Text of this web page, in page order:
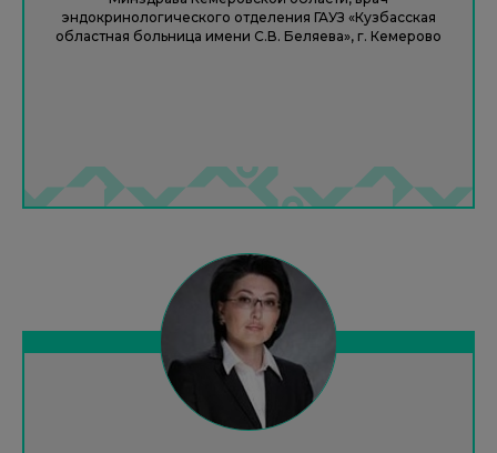
эндокринологического отделения ГАУЗ «Кузбасская
областная больница имени С.В. Беляева», г. Кемерово